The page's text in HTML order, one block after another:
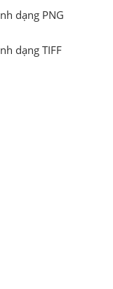
dạng PNG
dạng TIFF